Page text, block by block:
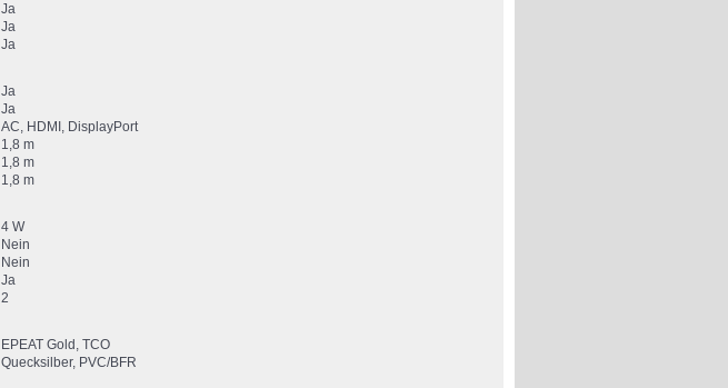
Ja
Ja
Ja
Ja
Ja
AC, HDMI, DisplayPort
1,8 m
1,8 m
1,8 m
4 W
Nein
Nein
Ja
2
EPEAT Gold, TCO
Quecksilber, PVC/BFR